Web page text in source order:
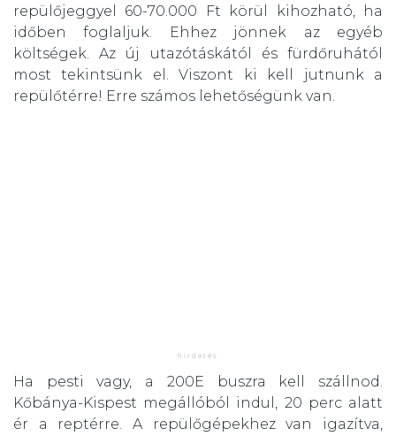
repülőjeggyel 60-70.000 Ft körül kihozható, ha
időben foglaljuk. Ehhez jönnek az egyéb
költségek. Az új utazótáskától és fürdőruhától
most tekintsünk el. Viszont ki kell jutnunk a
repülőtérre! Erre számos lehetőségünk van.
Ha pesti vagy, a 200E buszra kell szállnod.
Kőbánya-Kispest megállóból indul, 20 perc alatt
ér a reptérre. A repülőgépekhez van igazítva,